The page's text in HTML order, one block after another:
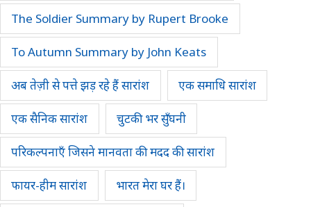
The Soldier Summary by Rupert Brooke
To Autumn Summary by John Keats
अब तेज़ी से पत्ते झड़ रहे हैं सारांश एक समाधि सारांश
एक सैनिक सारांश चुटकी भर सुँघनी
परिकल्पनाएँ जिसने मानवता की मदद की सारांश
फायर-हीम सारांश भारत मेरा घर हैं।